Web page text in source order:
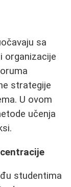
sa
organizacije
strategije
U ovom
učenja
studentima